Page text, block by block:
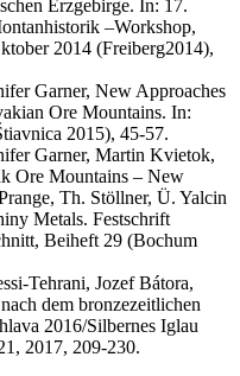
Erzgebirge. In: 17.
–Workshop,
2014 (Freiberg2014),
Garner, New Approaches
Ore Mountains. In:
2015), 45-57.
Garner, Martin Kvietok,
Ore Mountains – New
Th. Stöllner, Ü. Yalcin
Metals. Festschrift
Beiheft 29 (Bochum
Tehrani, Jozef Bátora,
dem bronzezeitlichen
2016/Silbernes Iglau
2017, 209-230.